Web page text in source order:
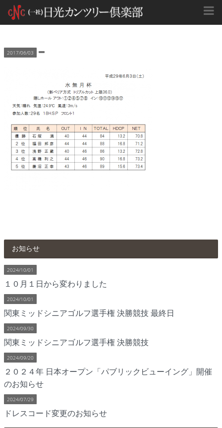
2017/06/03
お知らせ
2024/10/01
１０月１日から変わりました
2024/10/01
関東ミッドシニアゴルフ選手権 決勝競技 最終日
2024/09/30
関東ミッドシニアゴルフ選手権 決勝競技
2024/09/20
２０２４年 日本オープン「パブリックビューイング」開催
のお知らせ
2024/07/29
ドレスコード変更のお知らせ